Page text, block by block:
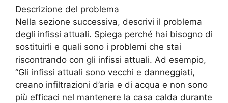
Descrizione del problema
Nella sezione successiva, descrivi il problema
degli infissi attuali. Spiega perché hai bisogno di
sostituirli e quali sono i problemi che stai
riscontrando con gli infissi attuali. Ad esempio,
“Gli infissi attuali sono vecchi e danneggiati,
creano infiltrazioni d’aria e di acqua e non sono
più efficaci nel mantenere la casa calda durante